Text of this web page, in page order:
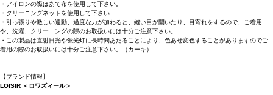
・アイロンの際はあて布を使用して下さい。
・クリーニングネットを使用して下さい
・引っ張りや激しい運動、過度な力が加わると、縫い目が開いたり、目寄れをするので、ご着用
や、洗濯、クリーニングの際のお取扱いには十分ご注意下さい。
・この製品は直射日光や蛍光灯に長時間あたることにより、色あせ変色することがありますのでご
着用の際のお取扱いには十分ご注意下さい。（カーキ）
【ブランド情報】
LOISIR ＜ロワズィール＞